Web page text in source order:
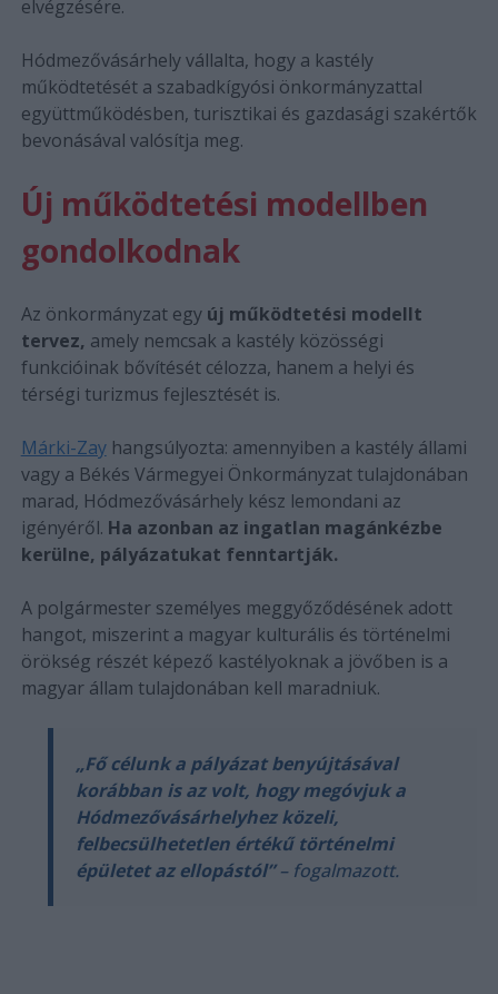
elvégzésére.
Hódmezővásárhely vállalta, hogy a kastély
működtetését a szabadkígyósi önkormányzattal
együttműködésben, turisztikai és gazdasági szakértők
bevonásával valósítja meg.
Új működtetési modellben
gondolkodnak
Az önkormányzat egyúj működtetési modellt
tervez, amely nemcsak a kastély közösségi
funkcióinak bővítését célozza, hanem a helyi és
térségi turizmus fejlesztését is.
Márki-Zayhangsúlyozta: amennyiben a kastély állami
vagy a Békés Vármegyei Önkormányzat tulajdonában
marad, Hódmezővásárhely kész lemondani az
igényéről. Ha azonban az ingatlan magánkézbe
kerülne, pályázatukat fenntartják.
A polgármester személyes meggyőződésének adott
hangot, miszerint a magyar kulturális és történelmi
örökség részét képező kastélyoknak a jövőben is a
magyar állam tulajdonában kell maradniuk.
„Fő célunk a pályázat benyújtásával
korábban is az volt, hogy megóvjuk a
Hódmezővásárhelyhez közeli,
felbecsülhetetlen értékű történelmi
épületet az ellopástól”– fogalmazott.